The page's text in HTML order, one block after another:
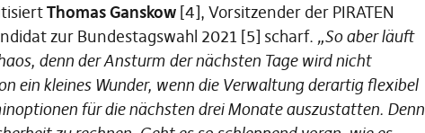
Thomas Ganskow [4], Vorsitzender der PIRATEN
zur Bundestagswahl 2021 [5] scharf. „So aber läuft
denn der Ansturm der nächsten Tage wird nicht
ein kleines Wunder, wenn die Verwaltung derartig flexibel
für die nächsten drei Monate auszustatten. Denn